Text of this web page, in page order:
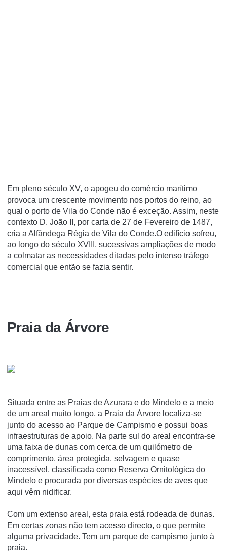
Em pleno século XV, o apogeu do comércio marítimo
provoca um crescente movimento nos portos do reino, ao
qual o porto de Vila do Conde não é exceção. Assim, neste
contexto D. João II, por carta de 27 de Fevereiro de 1487,
cria a Alfândega Régia de Vila do Conde.O edifício sofreu,
ao longo do século XVIII, sucessivas ampliações de modo
a colmatar as necessidades ditadas pelo intenso tráfego
comercial que então se fazia sentir.
Praia da Árvore
Situada entre as Praias de Azurara e do Mindelo e a meio
de um areal muito longo, a Praia da Árvore localiza-se
junto do acesso ao Parque de Campismo e possui boas
infraestruturas de apoio. Na parte sul do areal encontra-se
uma faixa de dunas com cerca de um quilómetro de
comprimento, área protegida, selvagem e quase
inacessível, classificada como Reserva Ornitológica do
Mindelo e procurada por diversas espécies de aves que
aqui vêm nidificar.
Com um extenso areal, esta praia está rodeada de dunas.
Em certas zonas não tem acesso directo, o que permite
alguma privacidade. Tem um parque de campismo junto à
praia.